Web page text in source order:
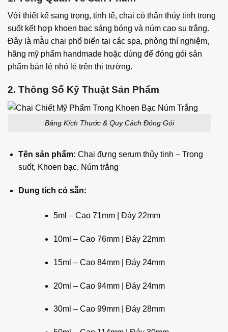
Với thiết kế sang trọng, tinh tế, chai có thân thủy tinh trong
suốt kết hợp khoen bạc sáng bóng và núm cao su trắng.
Đây là mẫu chai phổ biến tại các spa, phòng thí nghiệm,
hãng mỹ phẩm handmade hoặc dùng để đóng gói sản
phẩm bán lẻ nhỏ lẻ trên thị trường.
2. Thông Số Kỹ Thuật Sản Phẩm
Bảng Kích Thước & Quy Cách Đóng Gói
Tên sản phẩm: Chai đựng serum thủy tinh – Trong
suốt, Khoen bạc, Núm trắng
Dung tích có sẵn:
5ml – Cao 71mm | Đáy 22mm
10ml – Cao 76mm | Đáy 22mm
15ml – Cao 84mm | Đáy 24mm
20ml – Cao 94mm | Đáy 24mm
30ml – Cao 99mm | Đáy 28mm